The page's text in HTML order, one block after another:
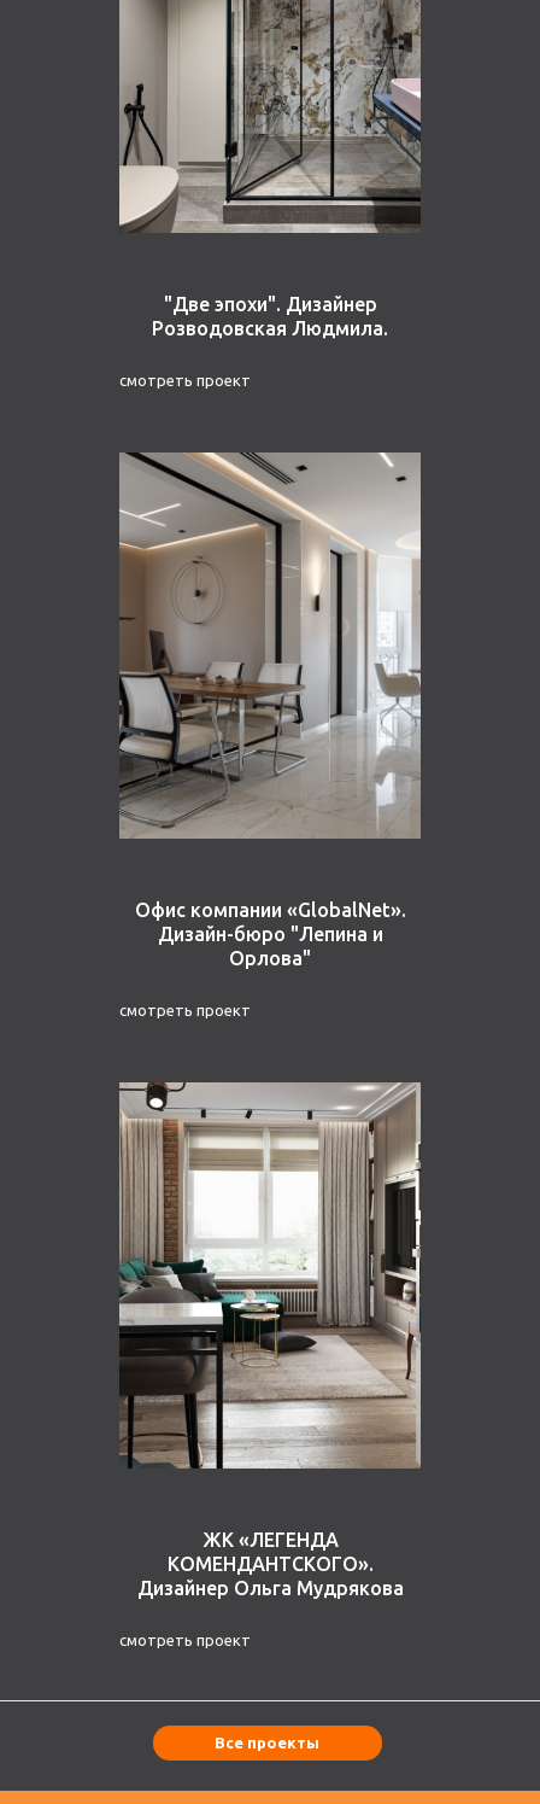
"Две эпохи". Дизайнер
Розводовская Людмила.
смотреть проект
Офис компании «GlobalNet».
Дизайн-бюро "Лепина и
Орлова"
смотреть проект
ЖК «ЛЕГЕНДА
КОМЕНДАНТСКОГО».
Дизайнер Ольга Мудрякова
смотреть проект
Все проекты